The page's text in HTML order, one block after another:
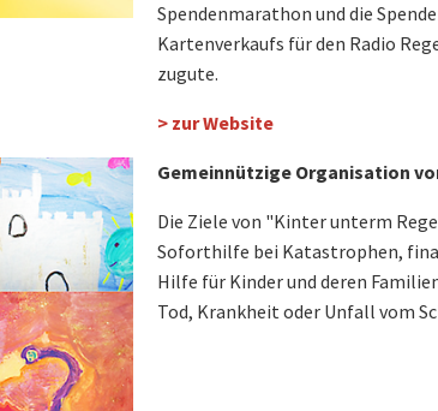
Spendenmarathon und die
Kartenverkaufs für den Radio
zugute.
> zur Website
Gemeinnützige Organisation
Die Ziele von "Kinter unterm
Soforthilfe bei Katastrophen,
Hilfe für Kinder und deren
Tod, Krankheit oder Unfall vom